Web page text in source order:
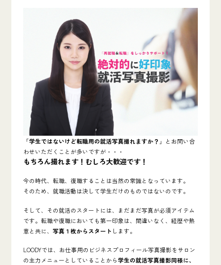
「学生ではないけど転職用の就活写真撮れますか？ 」とお問い合
わせいただくことが多いですが・・・
もちろん撮れます！むしろ大歓迎です！
今の時代、転職、復職することは当然の常識となっています。
そのため、 就職活動は決して学生だけのものではないのです。
そして、その就活のスタートには、まだまだ写真が必須アイテム
です。転職や復職においても第一印象は、間違いなく、経歴や熱
意と共に、 写真１枚からスタート します。
LOODYでは、お仕事用のビジネスプロフィール写真撮影をサロン
の主力メニューとしていることから学生の就活写真撮影同様に、